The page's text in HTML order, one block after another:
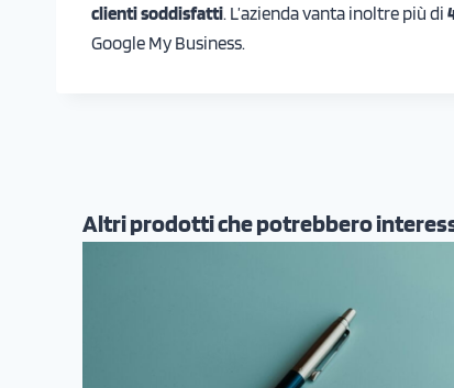
clienti soddisfatti. L’azienda vanta inoltre più di
Google My Business.
Altri prodotti che potrebbero